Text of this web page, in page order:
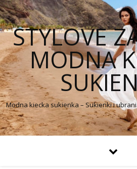
STYLOVE
MODNA
Modna kiecka sukienka – Sukienki i